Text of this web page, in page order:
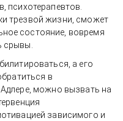
психотерапевтов.
трезвой жизни, сможет
состояние, вовремя
срывы.
а его
в
можно вызвать на
зависимого и